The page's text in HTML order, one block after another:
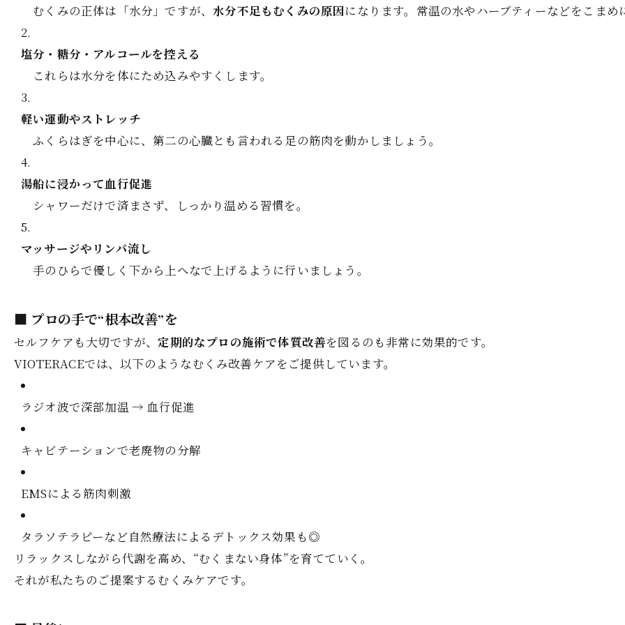
むくみの正体は「水分」ですが、水分不足もむくみの原因になります。常温の水やハーブティーなどをこまめ
塩分・糖分・アルコールを控える
これらは水分を体にため込みやすくします。
軽い運動やストレッチ
ふくらはぎを中心に、第二の心臓とも言われる足の筋肉を動かしましょう。
湯船に浸かって血行促進
シャワーだけで済まさず、しっかり温める習慣を。
マッサージやリンパ流し
手のひらで優しく下から上へなで上げるように行いましょう。
■ プロの手で“根本改善”を
セルフケアも大切ですが、定期的なプロの施術で体質改善を図るのも非常に効果的です。
VIOTERACEでは、以下のようなむくみ改善ケアをご提供しています。
ラジオ波で深部加温 → 血行促進
キャビテーションで老廃物の分解
EMSによる筋肉刺激
タラソテラピーなど自然療法によるデトックス効果も◎
リラックスしながら代謝を高め、“むくまない身体”を育てていく。
それが私たちのご提案するむくみケアです。